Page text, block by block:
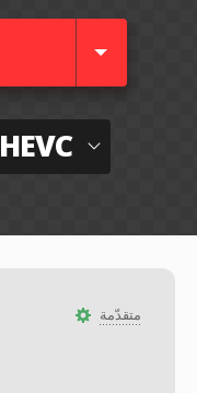
HEVC
متقدّمة